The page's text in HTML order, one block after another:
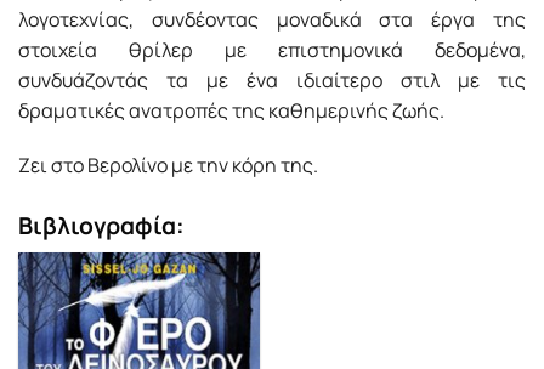
λογοτεχνίας, συνδέοντας μοναδικά στα έργα της
στοιχεία θρίλερ με επιστημονικά δεδομένα,
συνδυάζοντάς τα με ένα ιδιαίτερο στιλ με τις
δραματικές ανατροπές της καθημερινής ζωής.
Ζει στο Βερολίνο με την κόρη της.
Βιβλιογραφία: